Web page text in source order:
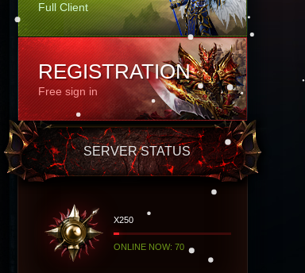
Full Client
REGISTRATION
Free sign in
SERVER STATUS
X250
ONLINE NOW: 70